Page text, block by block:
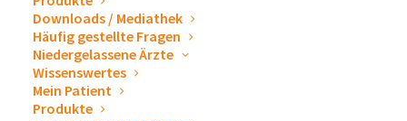
Downloads / Mediathek
Häufig gestellte Fragen
Niedergelassene Ärzte
Wissenswertes
Mein Patient
Produkte
selbst – modern, lichtdurchflutet und mit großzügiger
Tanzfläche – bot den perfekten Rahmen.